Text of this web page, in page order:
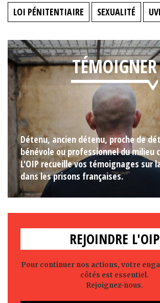
LOI PÉNITENTIAIRE SEXUALITÉ
TÉMOIGNER
Détenu, ancien détenu, proche de
bénévole ou professionnel du milieu
L'OIP recueille vos témoignages sur
dans les prisons françaises.
REJOINDRE L'OIP
Pour continuer nos actions, votre
côtés est essentiel.
Rejoignez-nous.